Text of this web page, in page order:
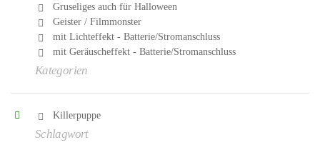
Gruseliges auch für Halloween
Geister / Filmmonster
mit Lichteffekt - Batterie/Stromanschluss
mit Geräuscheffekt - Batterie/Stromanschluss
Kategorien
Killerpuppe
Schlagwort